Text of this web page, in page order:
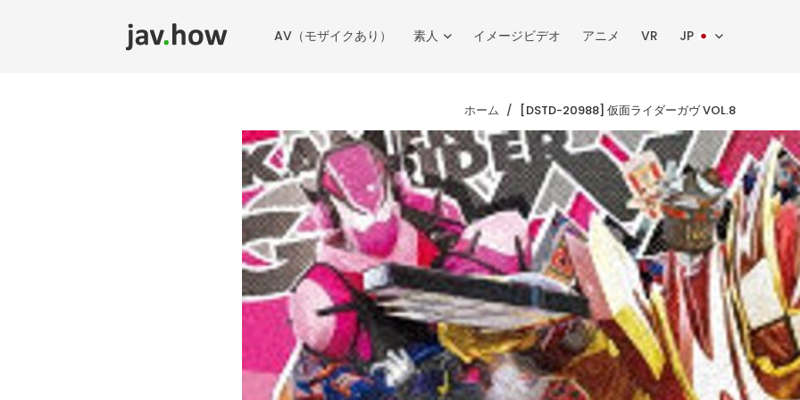
AV（モザイクあり） 素人 イメージビデオ アニメ VR JP
ホーム [DSTD-20988] 仮面ライダーガヴ VOL.8